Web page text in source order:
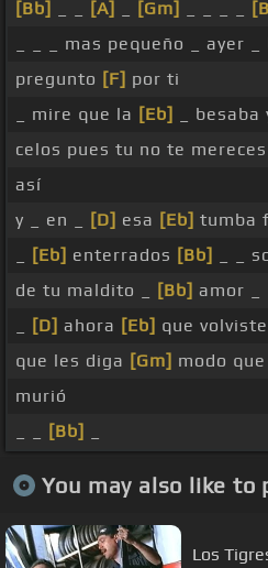
[Bb] [A] [Gm]
_ _ _ mas pequeño _ ayer
pregunto [F] por ti
_ mire que la [Eb] _ besaba
celos pues tu no te mereces
así
y _ en _
[D] esa [Eb] tumba
[Eb] enterrados [Bb] _ _
de tu maldito _
[Bb] amor _
[D] ahora [Eb] que
que les diga [Gm] modo
murió
[Bb]
You may also like to
Los